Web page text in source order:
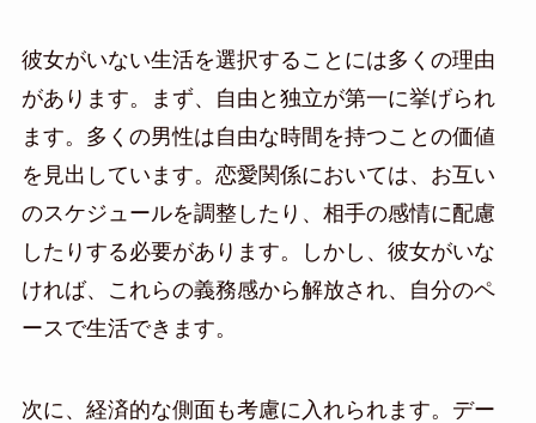
彼女がいない生活を選択することには多くの理由
があります。まず、自由と独立が第一に挙げられ
ます。多くの男性は自由な時間を持つことの価値
を見出しています。恋愛関係においては、お互い
のスケジュールを調整したり、相手の感情に配慮
したりする必要があります。しかし、彼女がいな
ければ、これらの義務感から解放され、自分のペ
ースで生活できます。
次に、経済的な側面も考慮に入れられます。デー